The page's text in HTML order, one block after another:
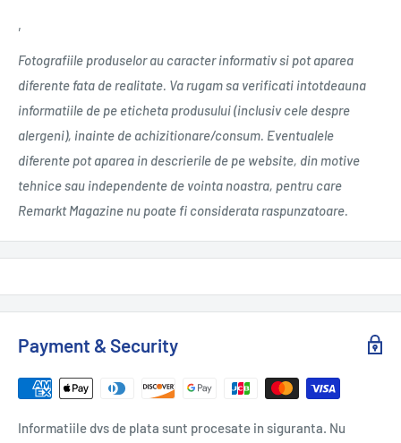
‚
Fotografiile produselor au caracter informativ si pot aparea
diferente fata de realitate. Va rugam sa verificati intotdeauna
informatiile de pe eticheta produsului (inclusiv cele despre
alergeni), inainte de achizitionare/consum. Eventualele
diferente pot aparea in descrierile de pe website, din motive
tehnice sau independente de vointa noastra, pentru care
Remarkt Magazine nu poate fi considerata raspunzatoare.
Payment & Security
Informatiile dvs de plata sunt procesate in siguranta. Nu